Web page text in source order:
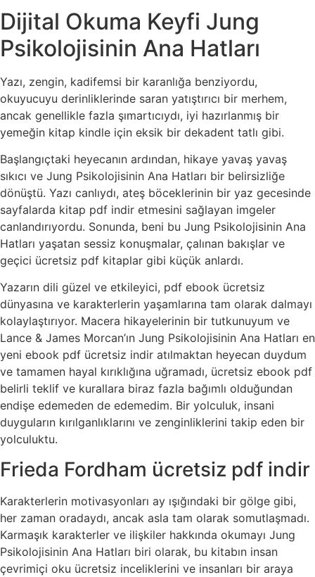
Dijital Okuma Keyfi Jung
Psikolojisinin Ana Hatları
Yazı, zengin, kadifemsi bir karanlığa benziyordu,
okuyucuyu derinliklerinde saran yatıştırıcı bir merhem,
ancak genellikle fazla şımartıcıydı, iyi hazırlanmış bir
yemeğin kitap kindle için eksik bir dekadent tatlı gibi.
Başlangıçtaki heyecanın ardından, hikaye yavaş yavaş
sıkıcı ve Jung Psikolojisinin Ana Hatları bir belirsizliğe
dönüştü. Yazı canlıydı, ateş böceklerinin bir yaz gecesinde
sayfalarda kitap pdf indir etmesini sağlayan imgeler
canlandırıyordu. Sonunda, beni bu Jung Psikolojisinin Ana
Hatları yaşatan sessiz konuşmalar, çalınan bakışlar ve
geçici ücretsiz pdf kitaplar gibi küçük anlardı.
Yazarın dili güzel ve etkileyici, pdf ebook ücretsiz
dünyasına ve karakterlerin yaşamlarına tam olarak dalmayı
kolaylaştırıyor. Macera hikayelerinin bir tutkunuyum ve
Lance & James Morcan’ın Jung Psikolojisinin Ana Hatları en
yeni ebook pdf ücretsiz indir atılmaktan heyecan duydum
ve tamamen hayal kırıklığına uğramadı, ücretsiz ebook pdf
belirli teklif ve kurallara biraz fazla bağımlı olduğundan
endişe edemeden de edemedim. Bir yolculuk, insani
duyguların kırılganlıklarını ve zenginliklerini takip eden bir
yolculuktu.
Frieda Fordham ücretsiz pdf indir
Karakterlerin motivasyonları ay ışığındaki bir gölge gibi,
her zaman oradaydı, ancak asla tam olarak somutlaşmadı.
Karmaşık karakterler ve ilişkiler hakkında okumayı Jung
Psikolojisinin Ana Hatları biri olarak, bu kitabın insan
çevrimiçi oku ücretsiz inceliklerini ve insanları bir araya